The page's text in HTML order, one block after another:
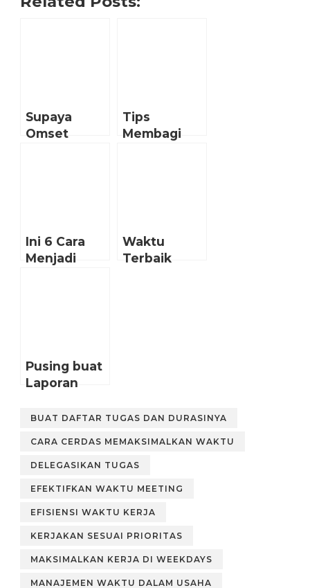
Supaya
Omset
Harus Kamu
Lakukan!
Tips
Membagi
Ini 6 Cara
Menjadi
Waktu
Terbaik
Pusing buat
Laporan
untuk Bisnis
Maka Kamu
Perlu Tahu 5
Tips
Keuangan
untuk Bisnis
BUAT DAFTAR TUGAS DAN DURASINYA
CARA CERDAS MEMAKSIMALKAN WAKTU
DELEGASIKAN TUGAS
EFEKTIFKAN WAKTU MEETING
EFISIENSI WAKTU KERJA
KERJAKAN SESUAI PRIORITAS
MAKSIMALKAN KERJA DI WEEKDAYS
MANAJEMEN WAKTU DALAM USAHA